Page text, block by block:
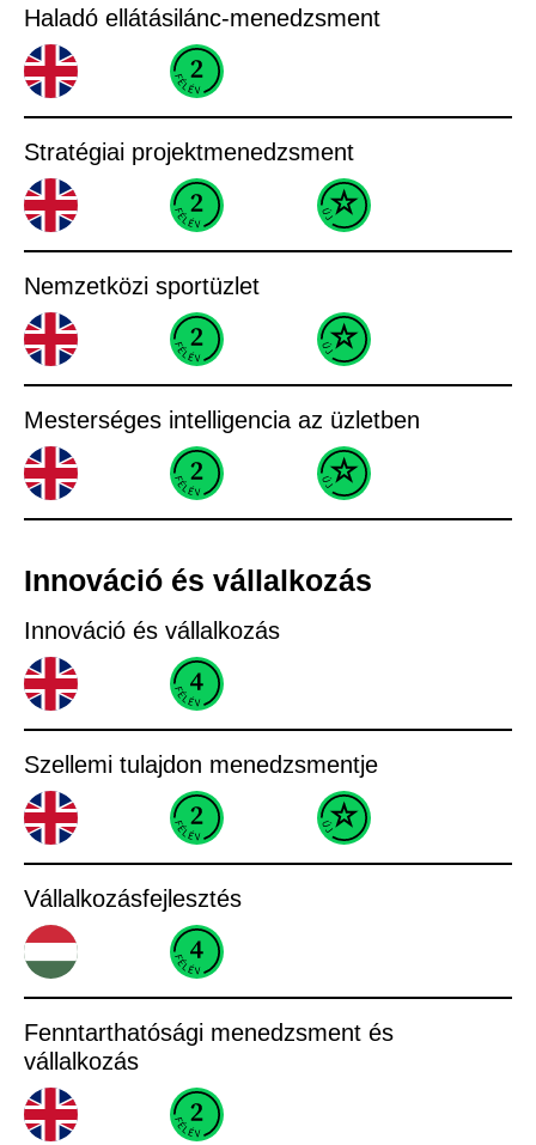
Haladó ellátásilánc-menedzsment
Stratégiai projektmenedzsment
Nemzetközi sportüzlet
Mesterséges intelligencia az üzletben
Innováció és vállalkozás
Innováció és vállalkozás
Szellemi tulajdon menedzsmentje
Vállalkozásfejlesztés
Fenntarthatósági menedzsment és
vállalkozás